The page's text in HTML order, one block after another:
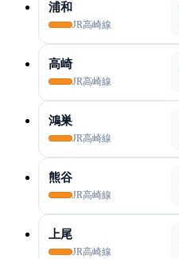
浦和
JR高崎線
高崎
JR高崎線
鴻巣
JR高崎線
熊谷
JR高崎線
上尾
JR高崎線